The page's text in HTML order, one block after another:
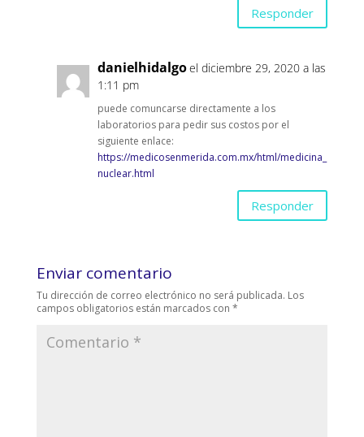
Responder
danielhidalgoel diciembre 29, 2020 a las
1:11 pm
puede comuncarse directamente a los
laboratorios para pedir sus costos por el
siguiente enlace:
https://medicosenmerida.com.mx/html/medicina_
nuclear.html
Responder
Enviar comentario
Tu dirección de correo electrónico no será publicada. Los
campos obligatorios están marcados con *